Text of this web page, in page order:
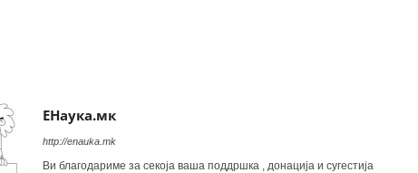
ЕНаука.мк
http://enauka.mk
Ви благодариме за секоја ваша поддршка , донација и сугестија